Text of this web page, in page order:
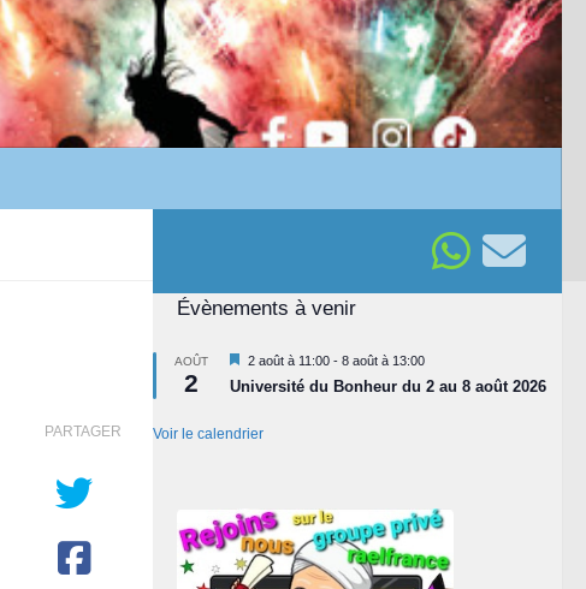
PARTAGER
Évènements à venir
AOÛT
2
Mis
en
avant
2 août à 11:00 - 8 août à 13:00
Université du Bonheur du 2 au 8 août 2026
Voir le calendrier